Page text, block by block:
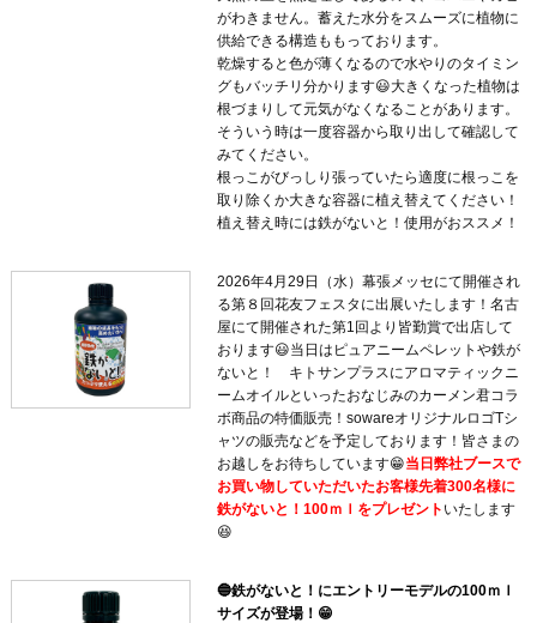
がわきません。蓄えた水分をスムーズに植物に
供給できる構造ももっております。
乾燥すると色が薄くなるので水やりのタイミン
グもバッチリ分かります😃大きくなった植物は
根づまりして元気がなくなることがあります。
そういう時は一度容器から取り出して確認して
みてください。
根っこがびっしり張っていたら適度に根っこを
取り除くか大きな容器に植え替えてください！
植え替え時には鉄がないと！使用がおススメ！
2026年4月29日（水）幕張メッセにて開催され
る第８回花友フェスタに出展いたします！名古
屋にて開催された第1回より皆勤賞で出店して
おります😃当日はピュアニームペレットや鉄が
ないと！ キトサンプラスにアロマティックニ
ームオイルといったおなじみのカーメン君コラ
ボ商品の特価販売！sowareオリジナルロゴTシ
ャツの販売などを予定しております！皆さまの
お越しをお待ちしています😁当日弊社ブースで
お買い物していただいたお客様先着300名様に
鉄がないと！100ｍｌをプレゼント いたします
😆
🔵鉄がないと！にエントリーモデルの100ｍｌ
サイズが登場！😁